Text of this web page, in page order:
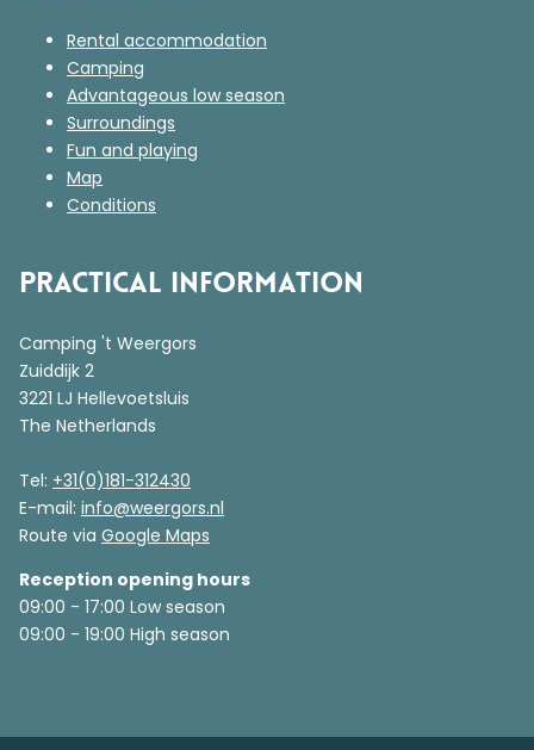
Rental accommodation
Camping
Advantageous low season
Surroundings
Fun and playing
Map
Conditions
Practical information
Camping 't Weergors
Zuiddijk 2
3221 LJ Hellevoetsluis
The Netherlands
Tel: +31(0)181-312430
E-mail: info@weergors.nl
Route via Google Maps
Reception opening hours
09:00 - 17:00 Low season
09:00 - 19:00 High season